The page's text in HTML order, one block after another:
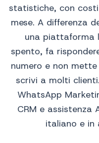
statistiche, con
mese. A differenza
una piattaforma
spento, fa
numero e non
scrivi a molti
WhatsApp
CRM e assistenza
italiano e in